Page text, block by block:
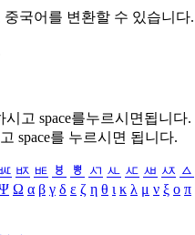
국어를 변환할 수 있습니다.
시고 space를누르시면됩니다.
space를 누르시면 됩니다.
ㅶ ㅷ ㅸ ㅹ ㅺ ㅻ ㅼ ㅽ ㅾ ㅿ
Ω α β γ δ ε ζ η θ ι κ λ μ ν ξ ο π